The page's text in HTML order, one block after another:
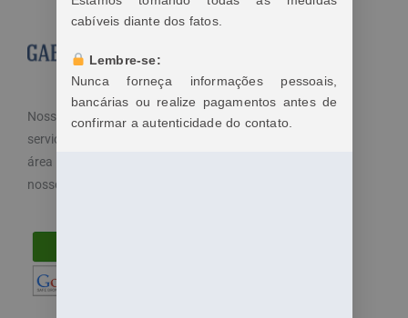
Nosso objetivo é cuidar dos seus direitos e oferecemos
serviços especializados e diferenciados atendendo a
área trabalhista do direito. Por isso, disponibilizamos
nossos serviços de maneira fácil e acessível.
cabíveis diante dos fatos.
Lembre-se:
Nunca forneça informações pessoais,
bancárias ou realize pagamentos antes de
confirmar a autenticidade do contato.